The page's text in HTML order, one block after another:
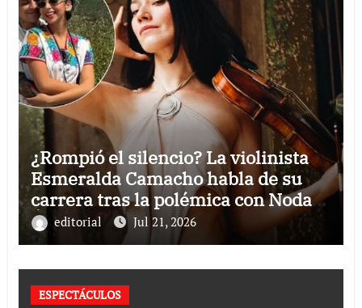
¿Rompió el silencio? La violinista
Esmeralda Camacho habla de su
carrera tras la polémica con Nodal y
Ángela Aguilar
editorial Jul 21, 2026
ESPECTÁCULOS